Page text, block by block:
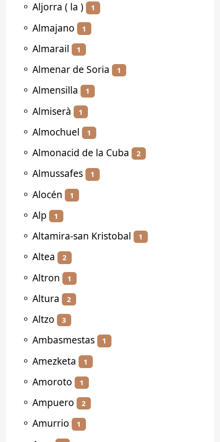
⚬ Aljorra ( la ) 1
⚬ Almajano 1
⚬ Almarail 1
⚬ Almenar de Soria 1
⚬ Almensilla 1
⚬ Almiserà 1
⚬ Almochuel 1
⚬ Almonacid de la Cuba 2
⚬ Almussafes 1
⚬ Alocén 1
⚬ Alp 1
⚬ Altamira-san Kristobal 1
⚬ Altea 2
⚬ Altron 1
⚬ Altura 2
⚬ Altzo 3
⚬ Ambasmestas 1
⚬ Amezketa 1
⚬ Amoroto 1
⚬ Ampuero 2
⚬ Amurrio 1